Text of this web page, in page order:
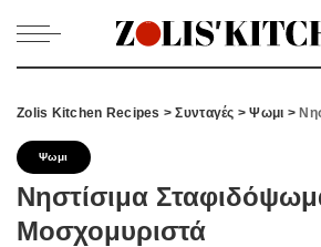
Zolis Kitchen Recipes >Συνταγές >Ψωμι >
Ψωμι
Νηστίσιμα
Μοσχομυριστά